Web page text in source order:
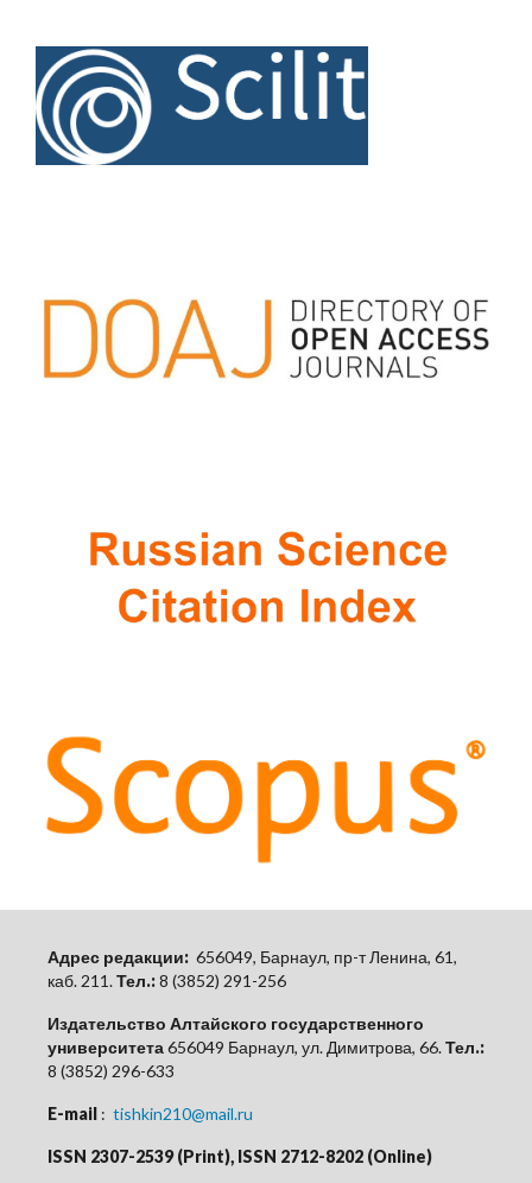
Адрес редакции: 656049, Барнаул, пр-т Ленина, 61,
каб. 211.Тел.:8 (3852) 291-256
Издательство Алтайского государственного
университета656049 Барнаул, ул. Димитрова, 66.Тел.:
8 (3852) 296-633
E-mail : tishkin210@mail.ru
ISSN 2307-2539 (Print), ISSN 2712-8202 (Online)